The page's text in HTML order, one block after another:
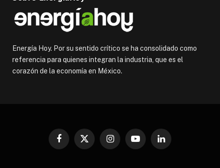
Energía Hoy. Por su sentido crítico se ha consolidado como
referencia para quienes integran la industria, que es el
corazón de la economía en México.
Facebook
X
InstagramYouTubeLinkedIn